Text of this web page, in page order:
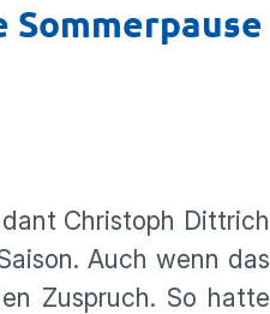
Christoph Dittrich
Auch wenn das
Zuspruch. So hatte